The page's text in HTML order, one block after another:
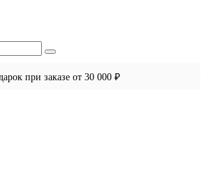
при заказе от 30 000 ₽